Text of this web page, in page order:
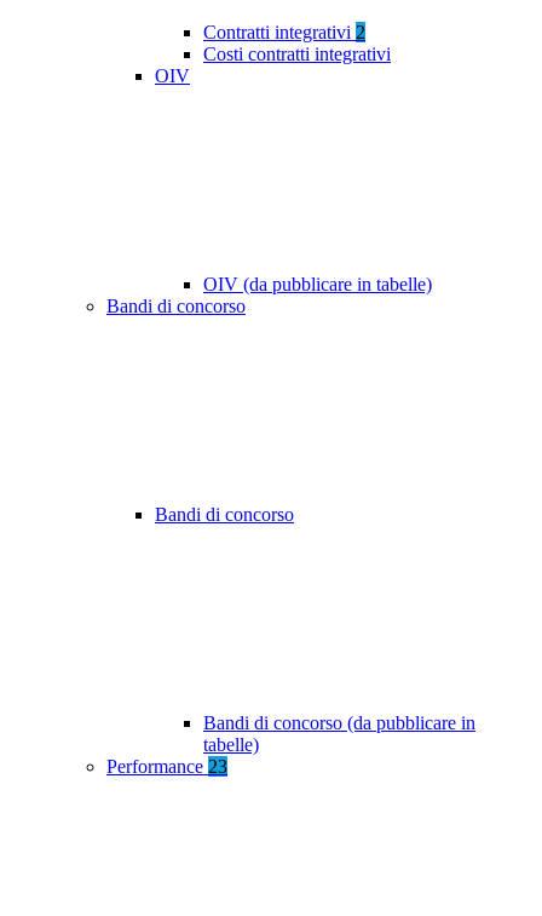
Contratti integrativi 2
Costi contratti integrativi
OIV
OIV (da pubblicare in tabelle)
Bandi di concorso
Bandi di concorso
Bandi di concorso (da pubblicare in
tabelle)
Performance 23